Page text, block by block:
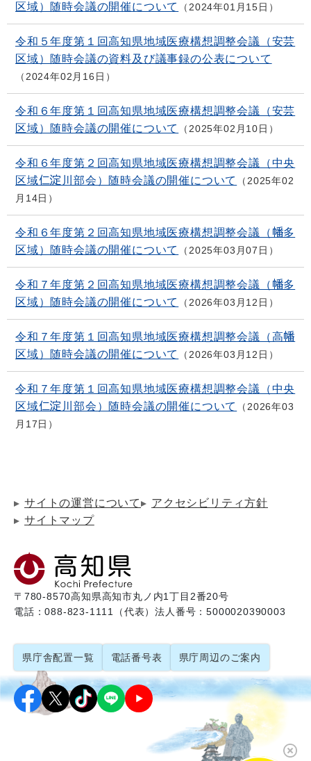
区域）随時会議の開催について
2024年01月15日
令和５年度第１回高知県地域医療構想調整会議（安芸
区域）随時会議の資料及び議事録の公表について
2024年02月16日
令和６年度第１回高知県地域医療構想調整会議（安芸
区域）随時会議の開催について
2025年02月10日
令和６年度第２回高知県地域医療構想調整会議（中央
区域仁淀川部会）随時会議の開催について
2025年02
月14日
令和６年度第２回高知県地域医療構想調整会議（幡多
区域）随時会議の開催について
2025年03月07日
令和７年度第２回高知県地域医療構想調整会議（幡多
区域）随時会議の開催について
2026年03月12日
令和７年度第１回高知県地域医療構想調整会議（高幡
区域）随時会議の開催について
2026年03月12日
令和７年度第１回高知県地域医療構想調整会議（中央
区域仁淀川部会）随時会議の開催について
2026年03
月17日
サイトの運営について
アクセシビリティ方針
サイトマップ
〒780-8570高知県高知市丸ノ内1丁目2番20号
電話：088-823-1111（代表）法人番号：5000020390003
県庁舎配置一覧 電話番号表 県庁周辺のご案内